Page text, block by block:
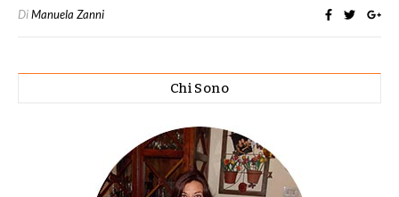
DiManuela Zanni
Chi Sono